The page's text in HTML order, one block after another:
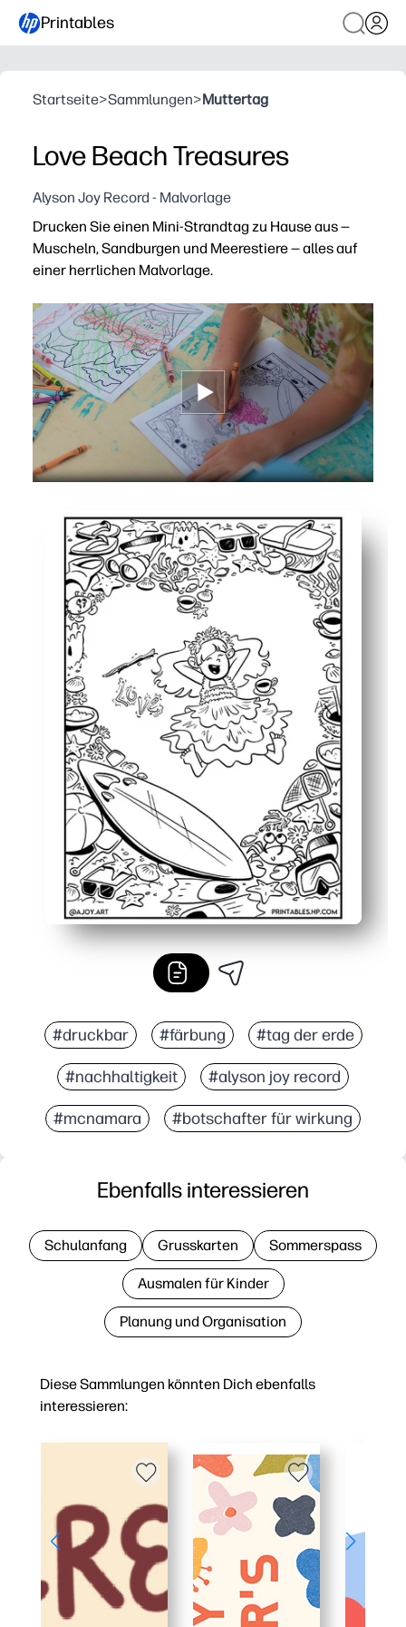
Printables
Startseite>Sammlungen>Muttertag
Love Beach Treasures
Alyson Joy Record - Malvorlage
Drucken Sie einen Mini-Strandtag zu Hause aus —
Muscheln, Sandburgen und Meerestiere — alles auf
einer herrlichen Malvorlage.
Keine Vorbereitung — drucken Sie es einfach aus und
Fesselt Neugierige mit viel zu entdecken und
Entwickelt Feinmotorik und Wortschatz am Meer,
Klassenzimmer- und familienfreundlich — Strichbilder
#druckbar #färbung #tag der erde
#nachhaltigkeit #alyson joy record
#mcnamara #botschafter für wirkung
Diese Sammlungen könnten Dich ebenfalls
interessieren:
Ebenfalls interessieren
Schulanfang Grusskarten Sommerspass
Ausmalen für Kinder
Planung und Organisation